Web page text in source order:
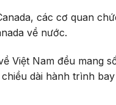
các cơ quan
về nước.
Việt Nam đều mang
dài hành trình